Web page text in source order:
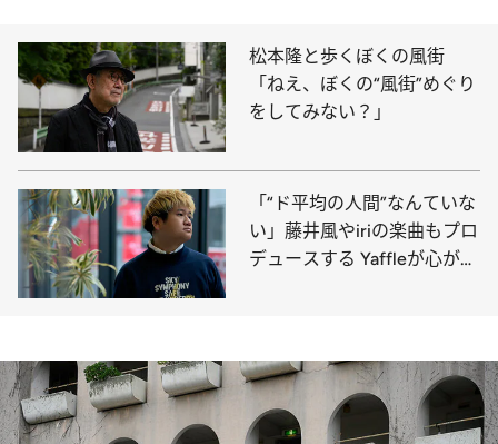
松本隆と歩くぼくの風街
「ねえ、ぼくの“風街”めぐり
をしてみない？」
「“ド平均の人間”なんていな
い」藤井風やiriの楽曲もプロ
デュースする Yaffleが心がけ